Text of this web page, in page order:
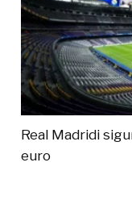
Real Madridi
euro